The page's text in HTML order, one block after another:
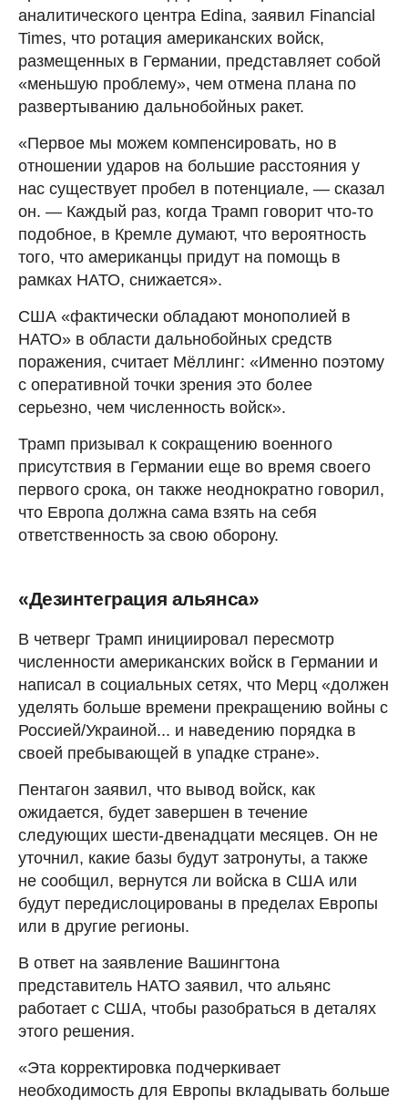
аналитического центра Edina, заявил Financial
Times, что ротация американских войск,
размещенных в Германии, представляет собой
«меньшую проблему», чем отмена плана по
развертыванию дальнобойных ракет.
«Первое мы можем компенсировать, но в
отношении ударов на большие расстояния у
нас существует пробел в потенциале, — сказал
он. — Каждый раз, когда Трамп говорит что-то
подобное, в Кремле думают, что вероятность
того, что американцы придут на помощь в
рамках НАТО, снижается».
США «фактически обладают монополией в
НАТО» в области дальнобойных средств
поражения, считает Мёллинг: «Именно поэтому
с оперативной точки зрения это более
серьезно, чем численность войск».
Трамп призывал к сокращению военного
присутствия в Германии еще во время своего
первого срока, он также неоднократно говорил,
что Европа должна сама взять на себя
ответственность за свою оборону.
«Дезинтеграция альянса»
В четверг Трамп инициировал пересмотр
численности американских войск в Германии и
написал в социальных сетях, что Мерц «должен
уделять больше времени прекращению войны с
Россией/Украиной... и наведению порядка в
своей пребывающей в упадке стране».
Пентагон заявил, что вывод войск, как
ожидается, будет завершен в течение
следующих шести-двенадцати месяцев. Он не
уточнил, какие базы будут затронуты, а также
не сообщил, вернутся ли войска в США или
будут передислоцированы в пределах Европы
или в другие регионы.
В ответ на заявление Вашингтона
представитель НАТО заявил, что альянс
работает с США, чтобы разобраться в деталях
этого решения.
«Эта корректировка подчеркивает
необходимость для Европы вкладывать больше